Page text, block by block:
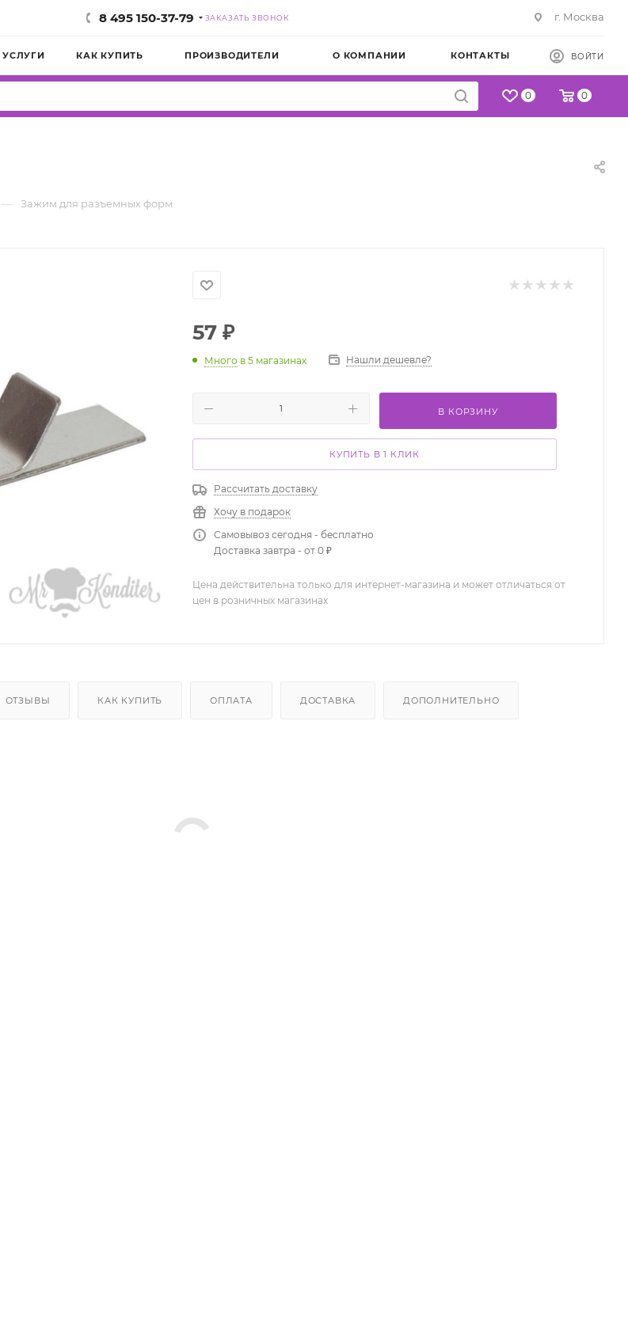
8 495 150-37-79 ЗАКАЗАТЬ ЗВОНОК г. Москва
УСЛУГИ КАК КУПИТЬ ПРОИЗВОДИТЕЛИ О КОМПАНИИ КОНТАКТЫ ВОЙТИ
0 0
— Зажим для разъемных форм
57 ₽
Много в 5 магазинах Нашли дешевле?
В КОРЗИНУ
КУПИТЬ В 1 КЛИК
Рассчитать доставку
Хочу в подарок
Самовывоз сегодня - бесплатно
Доставка завтра - от 0 ₽
Цена действительна только для интернет-магазина и может отличаться от
цен в розничных магазинах
ОТЗЫВЫ КАК КУПИТЬ ОПЛАТА ДОСТАВКА ДОПОЛНИТЕЛЬНО